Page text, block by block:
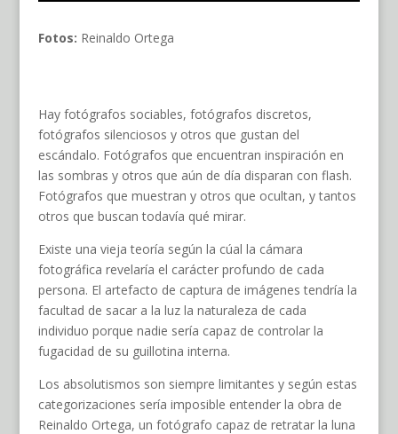
Fotos: Reinaldo Ortega
Hay fotógrafos sociables, fotógrafos discretos,
fotógrafos silenciosos y otros que gustan del
escándalo. Fotógrafos que encuentran inspiración en
las sombras y otros que aún de día disparan con flash.
Fotógrafos que muestran y otros que ocultan, y tantos
otros que buscan todavía qué mirar.
Existe una vieja teoría según la cúal la cámara
fotográfica revelaría el carácter profundo de cada
persona. El artefacto de captura de imágenes tendría la
facultad de sacar a la luz la naturaleza de cada
individuo porque nadie sería capaz de controlar la
fugacidad de su guillotina interna.
Los absolutismos son siempre limitantes y según estas
categorizaciones sería imposible entender la obra de
Reinaldo Ortega, un fotógrafo capaz de retratar la luna